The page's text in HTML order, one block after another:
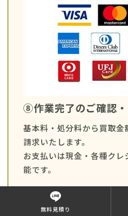
⑧作業完了のご確認
基本料・処分料から買取金
請求いたします。
お支払いは現金・各種クレ
能です。
無料見積り